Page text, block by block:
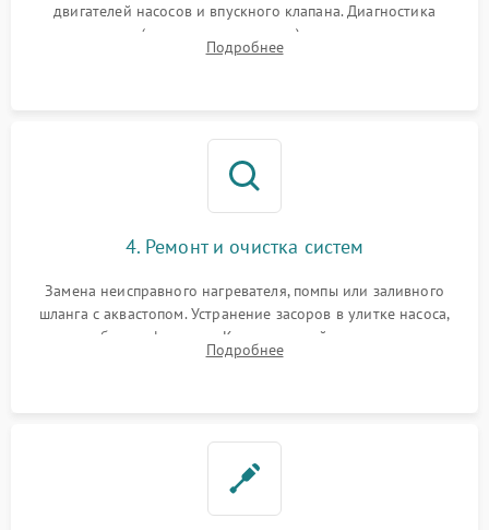
двигателей насосов и впускного клапана. Диагностика
прессостата (датчика уровня воды), датчика мутности,
концевика дверцы и электронного модуля управления.
Подробнее
4. Ремонт и очистка систем
Замена неисправного нагревателя, помпы или заливного
шланга с аквастопом. Устранение засоров в улитке насоса,
патрубках и фильтрах. Компонентный ремонт платы
управления, восстановление поврежденной проводки.
Подробнее